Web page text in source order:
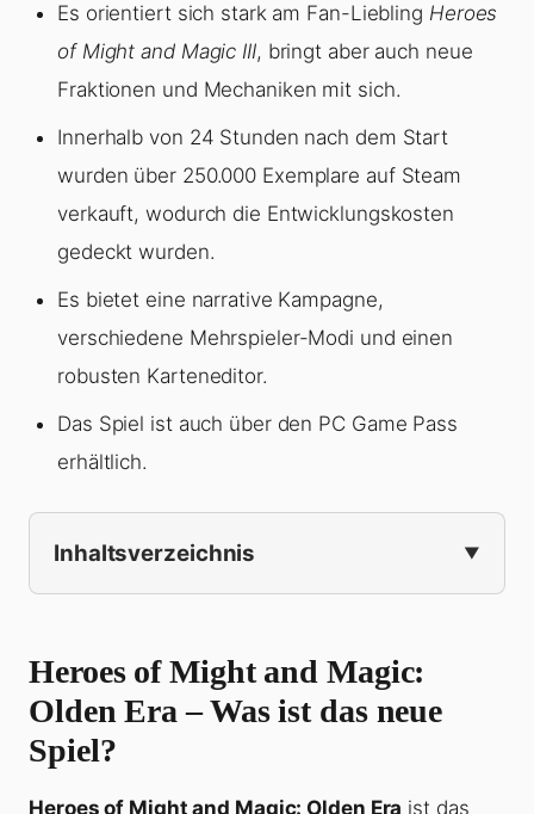
Es orientiert sich stark am Fan-Liebling Heroes
of Might and Magic III, bringt aber auch neue
Fraktionen und Mechaniken mit sich.
Innerhalb von 24 Stunden nach dem Start
wurden über 250.000 Exemplare auf Steam
verkauft, wodurch die Entwicklungskosten
gedeckt wurden.
Es bietet eine narrative Kampagne,
verschiedene Mehrspieler-Modi und einen
robusten Karteneditor.
Das Spiel ist auch über den PC Game Pass
erhältlich.
Inhaltsverzeichnis
Heroes of Might and Magic:
Olden Era – Was ist das neue
Spiel?
Heroes of Might and Magic: Olden Era ist das